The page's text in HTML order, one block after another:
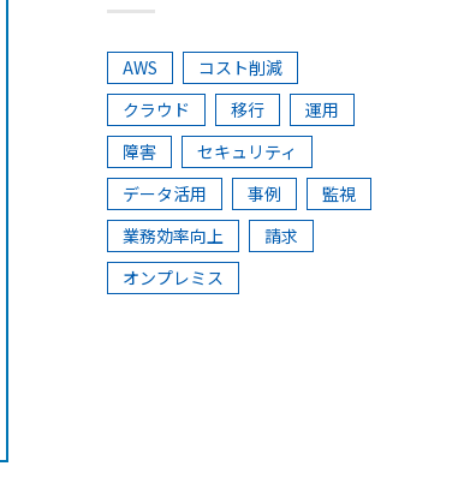
AWS
コスト削減
クラウド
移行
運用
障害
セキュリティ
データ活用
事例
監視
業務効率向上
請求
オンプレミス